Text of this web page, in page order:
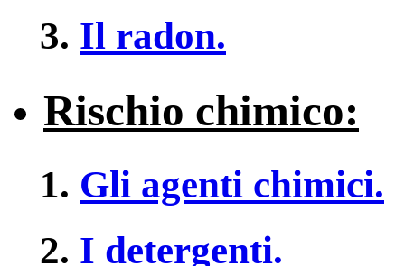
Il radon.
Rischio chimico:
Gli agenti chimici.
I detergenti.